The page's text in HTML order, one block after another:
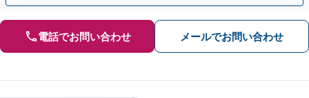
電話でお問い合わせ メールでお問い合わせ